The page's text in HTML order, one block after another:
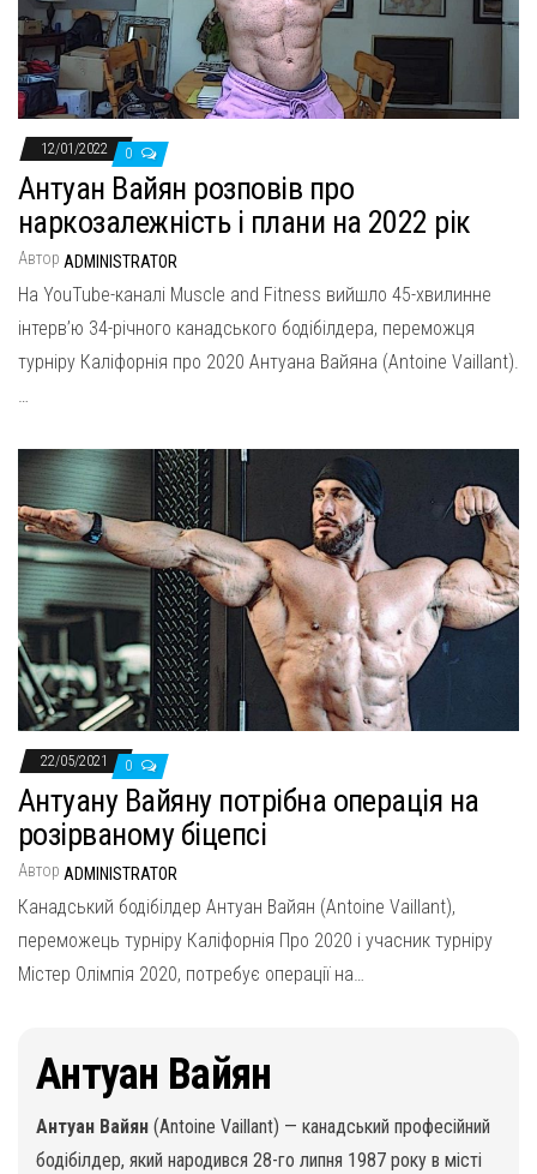
12/01/2022 0
Антуан Вайян розповів про
наркозалежність і плани на 2022 рік
Автор ADMINISTRATOR
На YouTube-каналі Muscle and Fitness вийшло 45-хвилинне
інтерв’ю 34-річного канадського бодібілдера, переможця
турніру Каліфорнія про 2020 Антуана Вайяна (Antoine Vaillant).
…
22/05/2021 0
Антуану Вайяну потрібна операція на
розірваному біцепсі
Автор ADMINISTRATOR
Канадський бодібілдер Антуан Вайян (Antoine Vaillant),
переможець турніру Каліфорнія Про 2020 і учасник турніру
Містер Олімпія 2020, потребує операції на…
Антуан Вайян
Антуан Вайян (Antoine Vaillant) — канадський професійний
бодібілдер, який народився 28-го липня 1987 року в місті